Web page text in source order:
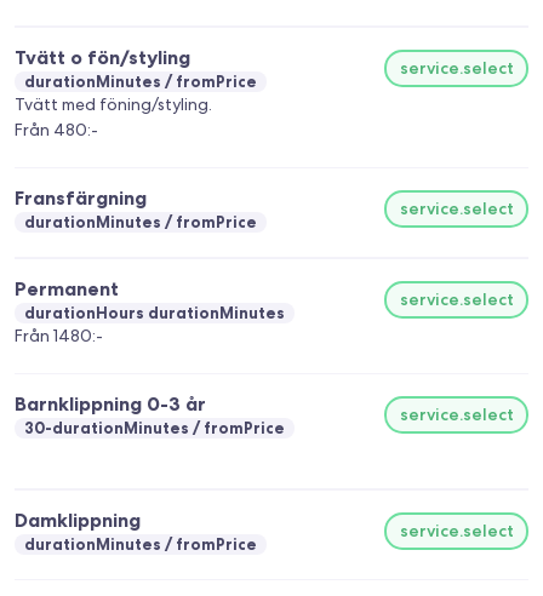
Tvätt o fön/styling
durationMinutes fromPrice
service.select
Tvätt med föning/styling.
Från 480:-
Fransfärgning
durationMinutes fromPrice
service.select
Permanent
durationHours durationMinutes
service.select
Från 1480:-
Barnklippning 0-3 år
30-durationMinutes fromPrice
service.select
Damklippning
durationMinutes fromPrice
service.select